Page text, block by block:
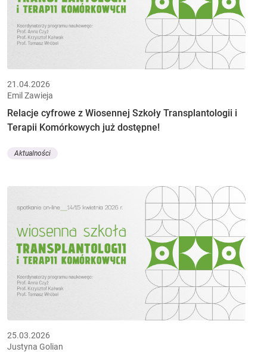
21.04.2026
Emil Zawieja
Relacje cyfrowe z Wiosennej Szkoły Transplantologii i
Terapii Komórkowych już dostępne!
Aktualności
25.03.2026
Justyna Golian